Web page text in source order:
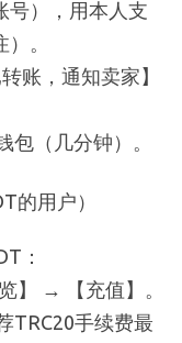
号），用本人支
。
账，通知卖家】
包（几分钟）。
的用户）
：
】 → 【充值】。
TRC20手续费最